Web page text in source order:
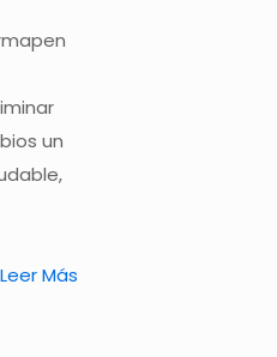
un
Leer Más